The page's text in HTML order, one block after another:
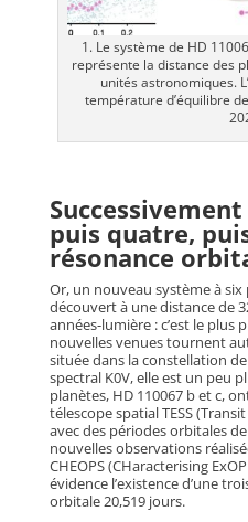
1. Le système de HD
représente la distance des
unités astronomiques.
température d’équilibre
puis quatre,
résonance
Or, un nouveau système à six
découvert à une distance de
années-lumière : c’est le plus
nouvelles venues tournent
située dans la constellation
spectral K0V, elle est un peu
planètes, HD 110067 b et c,
télescope spatial TESS
avec des périodes orbitales
nouvelles observations
CHEOPS (CHaracterising
évidence l’existence d’une
orbitale 20,519 jours.